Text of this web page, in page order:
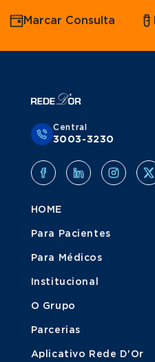
Marcar Consulta
Central
3003-3230
HOME
Para Pacientes
Para Médicos
Institucional
O Grupo
Parcerias
Aplicativo Rede D'Or